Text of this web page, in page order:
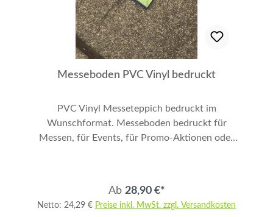
Messeboden PVC Vinyl bedruckt
PVC Vinyl Messeteppich bedruckt im
Wunschformat. Messeboden bedruckt für
Messen, für Events, für Promo-Aktionen oder
Messestands. Ihr Vinylboden im Wunschformat
ist leicht zu verlegen und zu reinigen. Am besten
Ab 28,90 €*
Netto: 24,29 € Preise inkl. MwSt. zzgl. Versandkosten